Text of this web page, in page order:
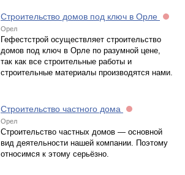
Строительство домов под ключ в Орле
Орел
Гефестстрой осуществляет строительство
домов под ключ в Орле по разумной цене,
так как все строительные работы и
строительные материалы производятся нами.
Строительство частного дома
Орел
Строительство частных домов — основной
вид деятельности нашей компании. Поэтому
относимся к этому серьёзно.